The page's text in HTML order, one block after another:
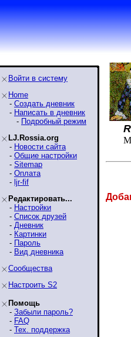
Войти в систему
Home
- Создать дневник
- Написать в дневник
- Подробный режим
LJ.Rossia.org
- Новости сайта
- Общие настройки
- Sitemap
- Оплата
- ljr-fif
Редактировать...
- Настройки
- Список друзей
- Дневник
- Картинки
- Пароль
- Вид дневника
Сообщества
Настроить S2
Помощь
- Забыли пароль?
- FAQ
- Тех. поддержка